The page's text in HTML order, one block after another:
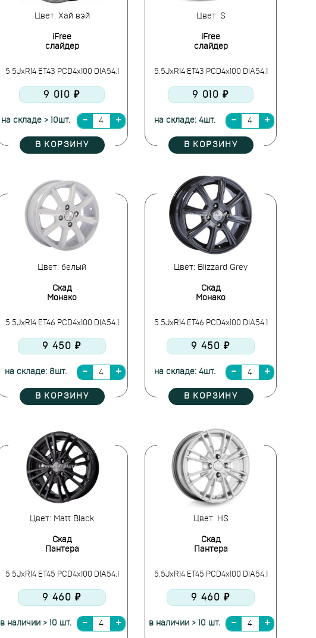
Цвет: Хай вэй
iFree
слайдер
5.5JxR14 ET43 PCD4x100 DIA54.1
9 010 ₽
на складе > 10шт.
В КОРЗИНУ
Цвет: S
iFree
слайдер
5.5JxR14 ET43 PCD4x100 DIA54.1
9 010 ₽
на складе: 4шт.
В КОРЗИНУ
Цвет: белый
Скад
Монако
5.5JxR14 ET46 PCD4x100 DIA54.1
9 450 ₽
на складе: 8шт.
В КОРЗИНУ
Цвет: Blizzard Grey
Скад
Монако
5.5JxR14 ET46 PCD4x100 DIA54.1
9 450 ₽
на складе: 4шт.
В КОРЗИНУ
Цвет: Matt Black
Скад
Пантера
5.5JxR14 ET45 PCD4x100 DIA54.1
9 460 ₽
в наличии > 10 шт.
Цвет: HS
Скад
Пантера
5.5JxR14 ET45 PCD4x100 DIA54.1
9 460 ₽
в наличии > 10 шт.